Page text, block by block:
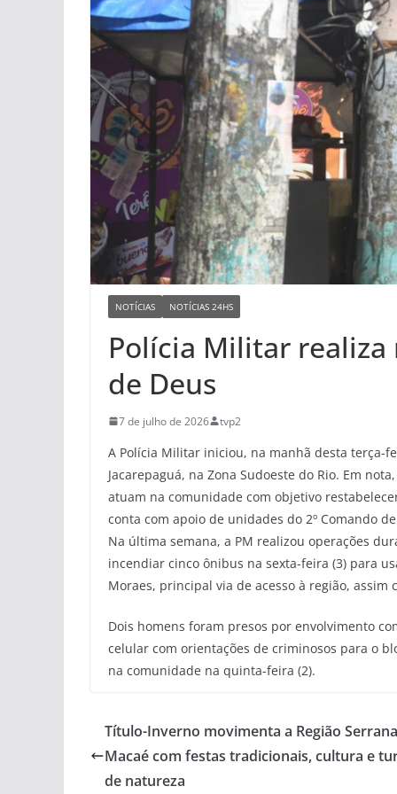
NOTÍCIAS NOTÍCIAS 24HS
Polícia Militar realiza
de Deus
7 de julho de 2026 tvp2
A Polícia Militar iniciou, na manhã desta terça-
Jacarepaguá, na Zona Sudoeste do Rio. Em
atuam na comunidade com objetivo
conta com apoio de unidades do 2º Comando
Na última semana, a PM realizou operações
incendiar cinco ônibus na sexta-feira (3) para
Moraes, principal via de acesso à região, assim
Dois homens foram presos por envolvimento
celular com orientações de criminosos para o
na comunidade na quinta-feira (2).
Título-Inverno movimenta a Região
Macaé com festas tradicionais, cultura e
de natureza